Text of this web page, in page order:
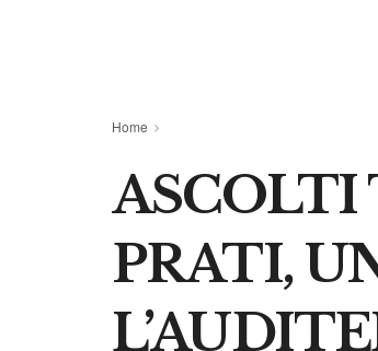
Home
ASCOLTI
PRATI,